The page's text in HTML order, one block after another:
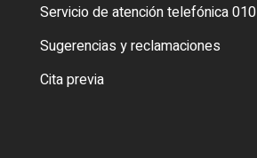
Servicio de atención telefónica 010
Sugerencias y reclamaciones
Cita previa